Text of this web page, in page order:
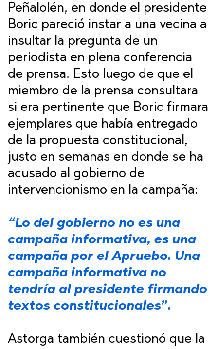
Peñalolén, en donde el presidente
Boric pareció instar a una vecina a
insultar la pregunta de un
periodista en plena conferencia
de prensa. Esto luego de que el
miembro de la prensa consultara
si era pertinente que Boric firmara
ejemplares que había entregado
de la propuesta constitucional,
justo en semanas en donde se ha
acusado al gobierno de
intervencionismo en la campaña:
“Lo del gobierno no es una
campaña informativa, es una
campaña por el Apruebo. Una
campaña informativa no
tendría al presidente firmando
textos constitucionales”.
Astorga también cuestionó que la